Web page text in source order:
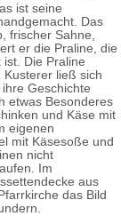
ist seine
Das
frischer Sahne,
er die Praline, die
Die Praline
ließ sich
Geschichte
etwas Besonderes
und Käse mit
eigenen
mit Käsesoße und
nicht
Im
aus
das Bild